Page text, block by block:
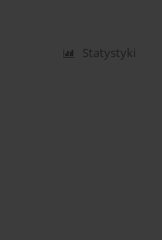
Statystyki